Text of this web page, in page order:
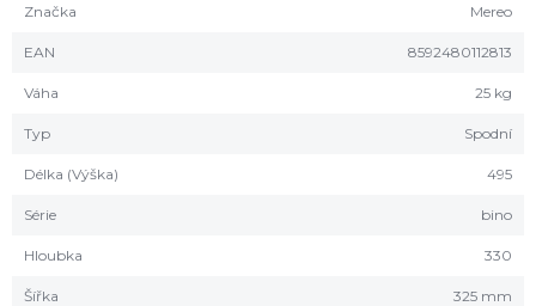
Značka Mereo
EAN 8592480112813
Váha 25 kg
Typ Spodní
Délka (Výška) 495
Série bino
Hloubka 330
Šířka 325 mm